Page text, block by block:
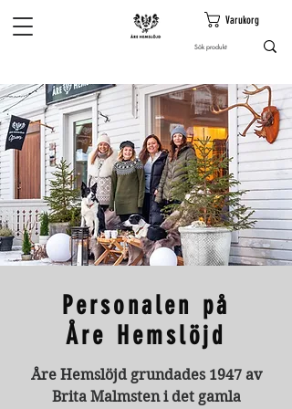
Varukorg
Personalen på
Åre Hemslöjd
Åre Hemslöjd grundades 1947 av
Brita Malmsten i det gamla